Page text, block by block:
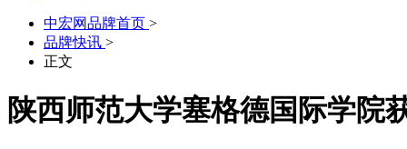
中宏网品牌首页 >
品牌快讯 >
正文
陕西师范大学塞格德国际学院